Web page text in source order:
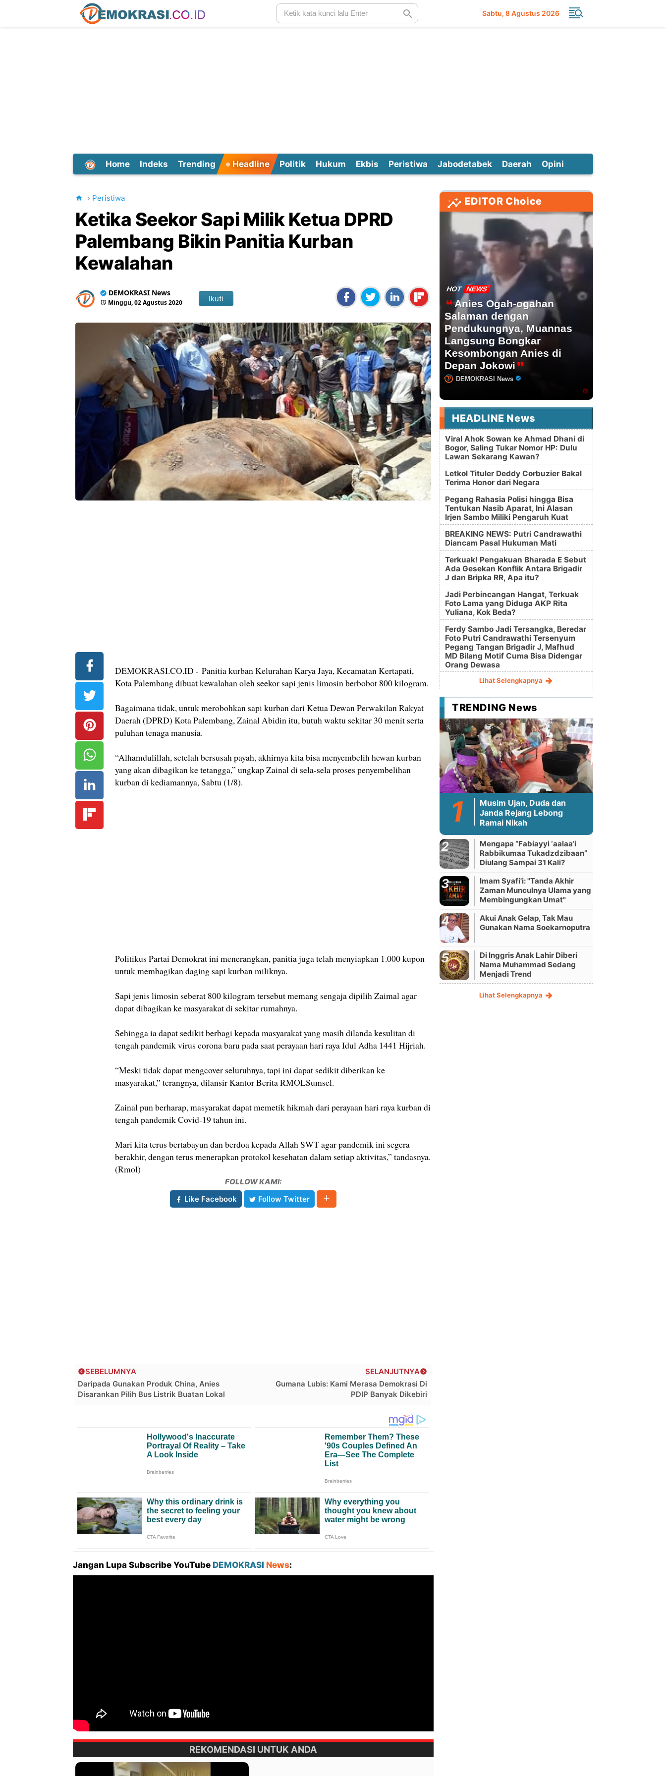
Sabtu 8 Agustus 2026
Home Indeks Trending Headline Politik Hukum Ekbis Peristiwa Jabodetabek Daerah Opini
Peristiwa
Ketika Seekor Sapi Milik Ketua DPRD
Palembang Bikin Panitia Kurban
Kewalahan
DEMOKRASI News
Minggu, 02 Agustus 2020 Ikuti
DEMOKRASI.CO.ID - Panitia kurban Kelurahan Karya Jaya, Kecamatan Kertapati,
Kota Palembang dibuat kewalahan oleh seekor sapi jenis limosin berbobot 800 kilogram.
Bagaimana tidak, untuk merobohkan sapi kurban dari Ketua Dewan Perwakilan Rakyat
Daerah (DPRD) Kota Palembang, Zainal Abidin itu, butuh waktu sekitar 30 menit serta
puluhan tenaga manusia.
“Alhamdulillah, setelah bersusah payah, akhirnya kita bisa menyembelih hewan kurban
yang akan dibagikan ke tetangga,” ungkap Zainal di sela-sela proses penyembelihan
kurban di kediamannya, Sabtu (1/8).
Politikus Partai Demokrat ini menerangkan, panitia juga telah menyiapkan 1.000 kupon
untuk membagikan daging sapi kurban miliknya.
Sapi jenis limosin seberat 800 kilogram tersebut memang sengaja dipilih Zaimal agar
dapat dibagikan ke masyarakat di sekitar rumahnya.
Sehingga ia dapat sedikit berbagi kepada masyarakat yang masih dilanda kesulitan di
tengah pandemik virus corona baru pada saat perayaan hari raya Idul Adha 1441 Hijriah.
“Meski tidak dapat mengcover seluruhnya, tapi ini dapat sedikit diberikan ke
masyarakat,” terangnya, dilansir Kantor Berita RMOLSumsel.
Zainal pun berharap, masyarakat dapat memetik hikmah dari perayaan hari raya kurban di
tengah pandemik Covid-19 tahun ini.
Mari kita terus bertabayun dan berdoa kepada Allah SWT agar pandemik ini segera
berakhir, dengan terus menerapkan protokol kesehatan dalam setiap aktivitas,” tandasnya.
(Rmol)
FOLLOW KAMI:
Like Facebook
Follow Twitter
SELANJUTNYA
Gumana Lubis: Kami Merasa Demokrasi Di
PDIP Banyak Dikebiri
SEBELUMNYA
Daripada Gunakan Produk China, Anies
Disarankan Pilih Bus Listrik Buatan Lokal
Jangan Lupa Subscribe YouTube DEMOKRASI News:
REKOMENDASI UNTUK ANDA
EDITOR Choice
HOT NEWS
Anies Ogah-ogahan
Salaman dengan
Pendukungnya, Muannas
Langsung Bongkar
Kesombongan Anies di
Depan Jokowi
DEMOKRASI News
HEADLINE News
Viral Ahok Sowan ke Ahmad Dhani di
Bogor, Saling Tukar Nomor HP: Dulu
Lawan Sekarang Kawan?
Letkol Tituler Deddy Corbuzier Bakal
Terima Honor dari Negara
Pegang Rahasia Polisi hingga Bisa
Tentukan Nasib Aparat, Ini Alasan
Irjen Sambo Miliki Pengaruh Kuat
BREAKING NEWS: Putri Candrawathi
Diancam Pasal Hukuman Mati
Terkuak! Pengakuan Bharada E Sebut
Ada Gesekan Konflik Antara Brigadir
J dan Bripka RR, Apa itu?
Jadi Perbincangan Hangat, Terkuak
Foto Lama yang Diduga AKP Rita
Yuliana, Kok Beda?
Ferdy Sambo Jadi Tersangka, Beredar
Foto Putri Candrawathi Tersenyum
Pegang Tangan Brigadir J, Mafhud
MD Bilang Motif Cuma Bisa Didengar
Orang Dewasa
Lihat Selengkapnya
TRENDING News
Musim Ujan, Duda dan
Janda Rejang Lebong
Ramai Nikah
Mengapa “Fabiayyi ‘aalaa’i
Rabbikumaa Tukadzdzibaan”
Diulang Sampai 31 Kali?
Imam Syafi'i: "Tanda Akhir
Zaman Munculnya Ulama yang
Membingungkan Umat"
Akui Anak Gelap, Tak Mau
Gunakan Nama Soekarnoputra
Di Inggris Anak Lahir Diberi
Nama Muhammad Sedang
Menjadi Trend
Lihat Selengkapnya